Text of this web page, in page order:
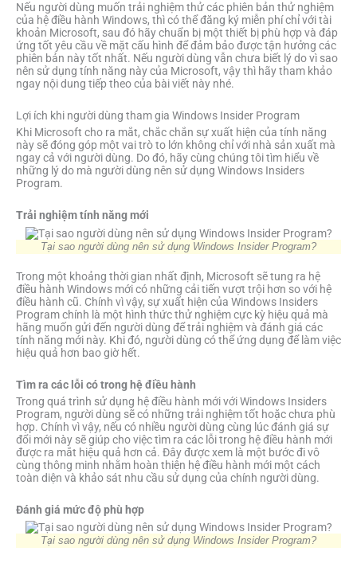
Nếu người dùng muốn trải nghiệm thử các phiên bản thử nghiệm
của hệ điều hành Windows, thì có thể đăng ký miễn phí chỉ với tài
khoản Microsoft, sau đó hãy chuẩn bị một thiết bị phù hợp và đáp
ứng tốt yêu cầu về mặt cấu hình để đảm bảo được tận hưởng các
phiên bản này tốt nhất. Nếu người dùng vẫn chưa biết lý do vì sao
nên sử dụng tính năng này của Microsoft, vậy thì hãy tham khảo
ngay nội dung tiếp theo của bài viết này nhé.
Lợi ích khi người dùng tham gia Windows Insider Program
Khi Microsoft cho ra mắt, chắc chắn sự xuất hiện của tính năng
này sẽ đóng góp một vai trò to lớn không chỉ với nhà sản xuất mà
ngay cả với người dùng. Do đó, hãy cùng chúng tôi tìm hiểu về
những lý do mà người dùng nên sử dụng Windows Insiders
Program.
Trải nghiệm tính năng mới
Tại sao người dùng nên sử dụng Windows Insider Program?
Trong một khoảng thời gian nhất định, Microsoft sẽ tung ra hệ
điều hành Windows mới có những cải tiến vượt trội hơn so với hệ
điều hành cũ. Chính vì vậy, sự xuất hiện của Windows Insiders
Program chính là một hình thức thử nghiệm cực kỳ hiệu quả mà
hãng muốn gửi đến người dùng để trải nghiệm và đánh giá các
tính năng mới này. Khi đó, người dùng có thể ứng dụng để làm việc
hiệu quả hơn bao giờ hết.
Tìm ra các lỗi có trong hệ điều hành
Trong quá trình sử dụng hệ điều hành mới với Windows Insiders
Program, người dùng sẽ có những trải nghiệm tốt hoặc chưa phù
hợp. Chính vì vậy, nếu có nhiều người dùng cùng lúc đánh giá sự
đổi mới này sẽ giúp cho việc tìm ra các lỗi trong hệ điều hành mới
được ra mắt hiệu quả hơn cả. Đây được xem là một bước đi vô
cùng thông minh nhằm hoàn thiện hệ điều hành mới một cách
toàn diện và khảo sát nhu cầu sử dụng của chính người dùng.
Đánh giá mức độ phù hợp
Tại sao người dùng nên sử dụng Windows Insider Program?